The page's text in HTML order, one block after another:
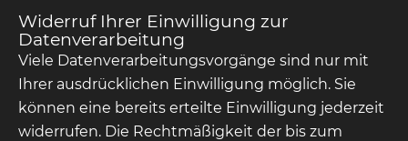
Widerruf Ihrer Einwilligung zur
Datenverarbeitung
Viele Datenverarbeitungsvorgänge sind nur mit
Ihrer ausdrücklichen Einwilligung möglich. Sie
können eine bereits erteilte Einwilligung jederzeit
widerrufen. Die Rechtmäßigkeit der bis zum